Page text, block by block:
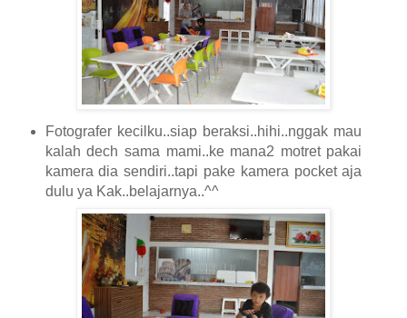
Fotografer kecilku..siap beraksi..hihi..nggak mau
kalah dech sama mami..ke mana2 motret pakai
kamera dia sendiri..tapi pake kamera pocket aja
dulu ya Kak..belajarnya..^^